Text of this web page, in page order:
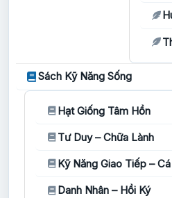
Sách Kỹ Năng Sống
Hạt Giống Tâm Hồn
Tư Duy – Chữa Lành
Kỹ Năng Giao Tiếp –
Danh Nhân – Hồi Ký